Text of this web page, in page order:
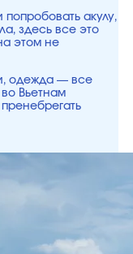
попробовать акулу,
здесь все это
этом не
одежда — все
Вьетнам